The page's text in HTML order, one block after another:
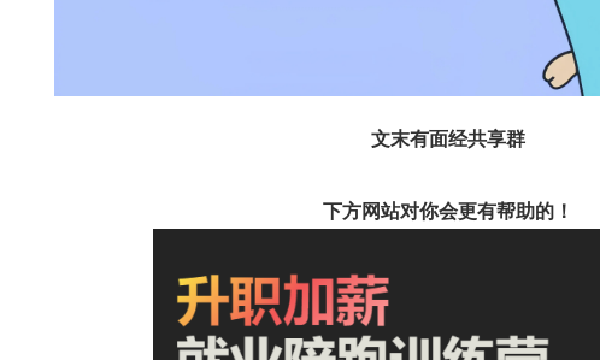
文末有面经共享群
下方网站对你会更有帮助的！